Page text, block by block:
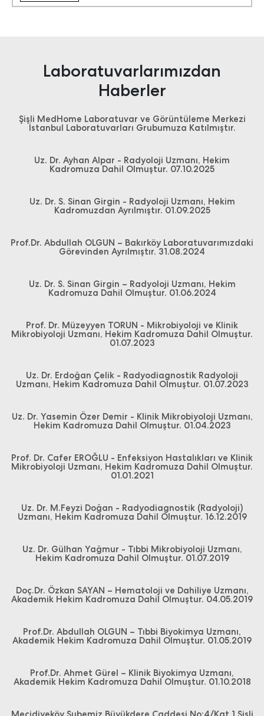
Laboratuvarlarımızdan
Haberler
Şişli MedHome Laboratuvar ve Görüntüleme Merkezi
İstanbul Laboratuvarları Grubumuza Katılmıştır.
Uz. Dr. Ayhan Alpar - Radyoloji Uzmanı, Hekim
Kadromuza Dahil Olmuştur. 07.10.2025
Uz. Dr. S. Sinan Girgin - Radyoloji Uzmanı, Hekim
Kadromuzdan Ayrılmıştır. 01.09.2025
Prof.Dr. Abdullah OLGUN – Bakırköy Laboratuvarımızdaki
Görevinden Ayrılmıştır. 31.08.2024
Uz. Dr. S. Sinan Girgin – Radyoloji Uzmanı, Hekim
Kadromuza Dahil Olmuştur. 01.06.2024
Prof. Dr. Müzeyyen TORUN - Mikrobiyoloji ve Klinik
Mikrobiyoloji Uzmanı, Hekim Kadromuza Dahil Olmuştur.
01.07.2023
Uz. Dr. Erdoğan Çelik - Radyodiagnostik Radyoloji
Uzmanı, Hekim Kadromuza Dahil Olmuştur. 01.07.2023
Uz. Dr. Yasemin Özer Demir - Klinik Mikrobiyoloji Uzmanı,
Hekim Kadromuza Dahil Olmuştur. 01.04.2023
Prof. Dr. Cafer EROĞLU - Enfeksiyon Hastalıkları ve Klinik
Mikrobiyoloji Uzmanı, Hekim Kadromuza Dahil Olmuştur.
01.01.2021
Uz. Dr. M.Feyzi Doğan - Radyodiagnostik (Radyoloji)
Uzmanı, Hekim Kadromuza Dahil Olmuştur. 16.12.2019
Uz. Dr. Gülhan Yağmur - Tıbbi Mikrobiyoloji Uzmanı,
Hekim Kadromuza Dahil Olmuştur. 01.07.2019
Doç.Dr. Özkan SAYAN – Hematoloji ve Dahiliye Uzmanı,
Akademik Hekim Kadromuza Dahil Olmuştur. 04.05.2019
Prof.Dr. Abdullah OLGUN – Tıbbi Biyokimya Uzmanı,
Akademik Hekim Kadromuza Dahil Olmuştur. 01.05.2019
Prof.Dr. Ahmet Gürel – Klinik Biyokimya Uzmanı,
Akademik Hekim Kadromuza Dahil Olmuştur. 01.10.2018